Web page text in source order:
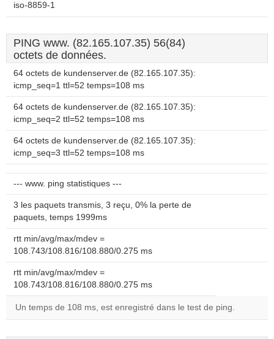
iso-8859-1
PING www. (82.165.107.35) 56(84)
octets de données.
64 octets de kundenserver.de (82.165.107.35):
icmp_seq=1 ttl=52 temps=108 ms
64 octets de kundenserver.de (82.165.107.35):
icmp_seq=2 ttl=52 temps=108 ms
64 octets de kundenserver.de (82.165.107.35):
icmp_seq=3 ttl=52 temps=108 ms
--- www. ping statistiques ---
3 les paquets transmis, 3 reçu, 0% la perte de
paquets, temps 1999ms
rtt min/avg/max/mdev =
108.743/108.816/108.880/0.275 ms
rtt min/avg/max/mdev =
108.743/108.816/108.880/0.275 ms
Un temps de 108 ms, est enregistré dans le test de ping.